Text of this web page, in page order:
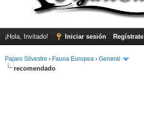
¡Hola, Invitado! Iniciar sesión Regístrate
Pajaro Silvestre › Fauna Europea › General
recomendado